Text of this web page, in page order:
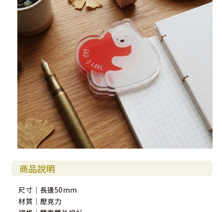
商品說明
尺寸｜長邊50mm
材質｜壓克力